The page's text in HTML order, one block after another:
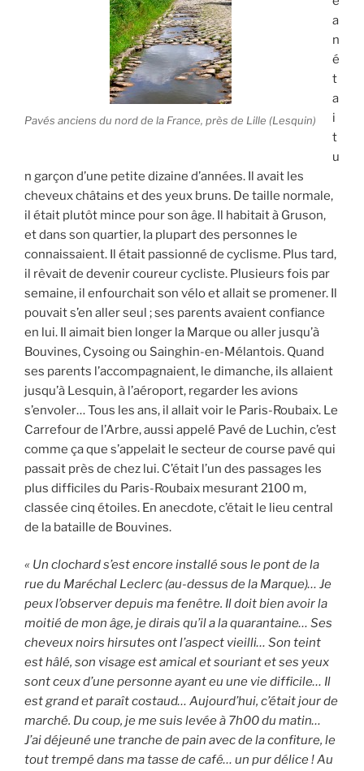
Pavés anciens du nord de la France, près de Lille (Lesquin)
a
n
é
t
a
i
t
u
n garçon d’une petite dizaine d’années. Il avait les
cheveux châtains et des yeux bruns. De taille normale,
il était plutôt mince pour son âge. Il habitait à Gruson,
et dans son quartier, la plupart des personnes le
connaissaient. Il était passionné de cyclisme. Plus tard,
il rêvait de devenir coureur cycliste. Plusieurs fois par
semaine, il enfourchait son vélo et allait se promener. Il
pouvait s’en aller seul ; ses parents avaient confiance
en lui. Il aimait bien longer la Marque ou aller jusqu’à
Bouvines, Cysoing ou Sainghin-en-Mélantois. Quand
ses parents l’accompagnaient, le dimanche, ils allaient
jusqu’à Lesquin, à l’aéroport, regarder les avions
s’envoler… Tous les ans, il allait voir le Paris-Roubaix. Le
Carrefour de l’Arbre, aussi appelé Pavé de Luchin, c’est
comme ça que s’appelait le secteur de course pavé qui
passait près de chez lui. C’était l’un des passages les
plus difficiles du Paris-Roubaix mesurant 2100 m,
classée cinq étoiles. En anecdote, c’était le lieu central
de la bataille de Bouvines.
« Un clochard s’est encore installé sous le pont de la
rue du Maréchal Leclerc (au-dessus de la Marque)… Je
peux l’observer depuis ma fenêtre. Il doit bien avoir la
moitié de mon âge, je dirais qu’il a la quarantaine… Ses
cheveux noirs hirsutes ont l’aspect vieilli… Son teint
est hâlé, son visage est amical et souriant et ses yeux
sont ceux d’une personne ayant eu une vie difficile… Il
est grand et paraît costaud… Aujourd’hui, c’était jour de
marché. Du coup, je me suis levée à 7h00 du matin…
J’ai déjeuné une tranche de pain avec de la confiture, le
tout trempé dans ma tasse de café… un pur délice ! Au